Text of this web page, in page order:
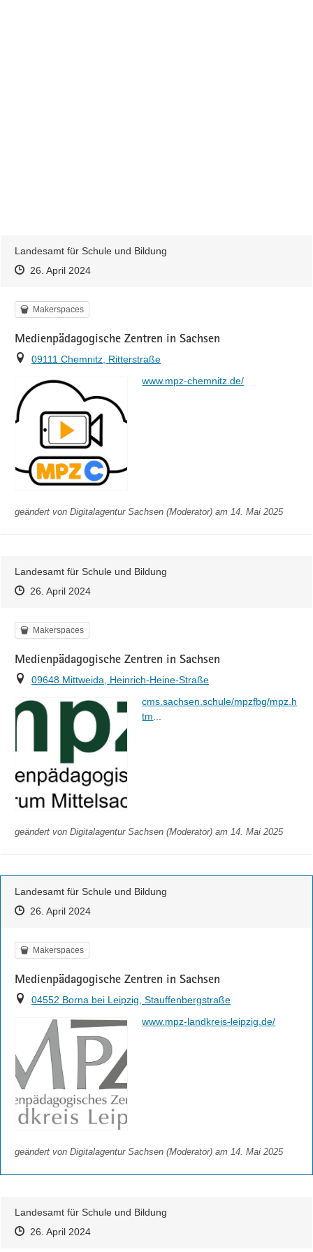
Landesamt für Schule und Bildung
Zeitpunkt des Erstellens
Zeitpunkt des Erstellens
26. April 2024Zur Äußerung
Kategorie
Makerspaces
Medienpädagogische Zentren in Sachsen
Ort
09111 Chemnitz, Ritterstraße
https://
www.mpz-chemnitz.de/
geändert von Digitalagentur Sachsen (Moderator) am 14. Mai 2025
Landesamt für Schule und Bildung
Zeitpunkt des Erstellens
Zeitpunkt des Erstellens
26. April 2024Zur Äußerung
Kategorie
Makerspaces
Medienpädagogische Zentren in Sachsen
Ort
09648 Mittweida, Heinrich-Heine-Straße
https://
cms.sachsen.schule/mpzfbg/mpz.h
tm
geändert von Digitalagentur Sachsen (Moderator) am 14. Mai 2025
Landesamt für Schule und Bildung
Zeitpunkt des Erstellens
Zeitpunkt des Erstellens
26. April 2024Zur Äußerung
Kategorie
Makerspaces
Medienpädagogische Zentren in Sachsen
Ort
04552 Borna bei Leipzig, Stauffenbergstraße
https://
www.mpz-landkreis-leipzig.de/
geändert von Digitalagentur Sachsen (Moderator) am 14. Mai 2025
Landesamt für Schule und Bildung
Zeitpunkt des Erstellens
Zeitpunkt des Erstellens
26. April 2024Zur Äußerung